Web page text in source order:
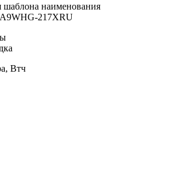
шаблона наименования
217XRU
Втч